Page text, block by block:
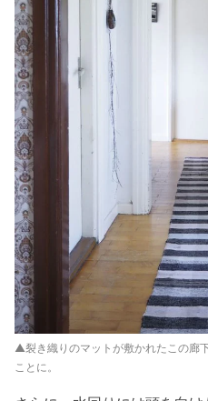
▲裂き織りのマットが敷かれたこの廊
ことに。